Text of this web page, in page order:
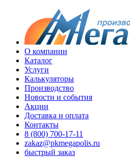
О компании
Каталог
Услуги
Калькуляторы
Производство
Новости и события
Акции
Доставка и оплата
Контакты
8 (800) 700-17-11
zakaz@pkmegapolis.ru
быстрый заказ